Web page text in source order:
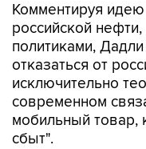
Комментируя идею
российской
политиками,
отказаться от
исключительно
современном
мобильный товар,
сбыт".